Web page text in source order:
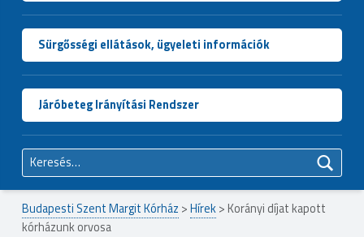
Sürgősségi ellátások, ügyeleti információk
Járóbeteg Irányítási Rendszer
Keresés:
Budapesti Szent Margit Kórház >Hírek> Korányi díjat kapott
kórházunk orvosa